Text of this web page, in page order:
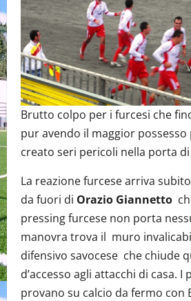
Brutto colpo per i furcesi che
pur avendo il maggior possesso
creato seri pericoli nella porta
La reazione furcese arriva
da fuori di Orazio Giannetto
pressing furcese non porta
manovra trova il muro
difensivo savocese che chiude
d’accesso agli attacchi di casa. I
provano su calcio da fermo con